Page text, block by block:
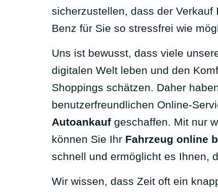
sicherzustellen, dass der Verkauf
Benz für Sie so stressfrei wie
Uns ist bewusst, dass viele
digitalen Welt leben und den
Shoppings schätzen. Daher
benutzerfreundlichen Online-
Autoankauf geschaffen. Mit nur
können Sie Ihr Fahrzeug online
schnell und ermöglicht es Ihnen,
Wir wissen, dass Zeit oft ein